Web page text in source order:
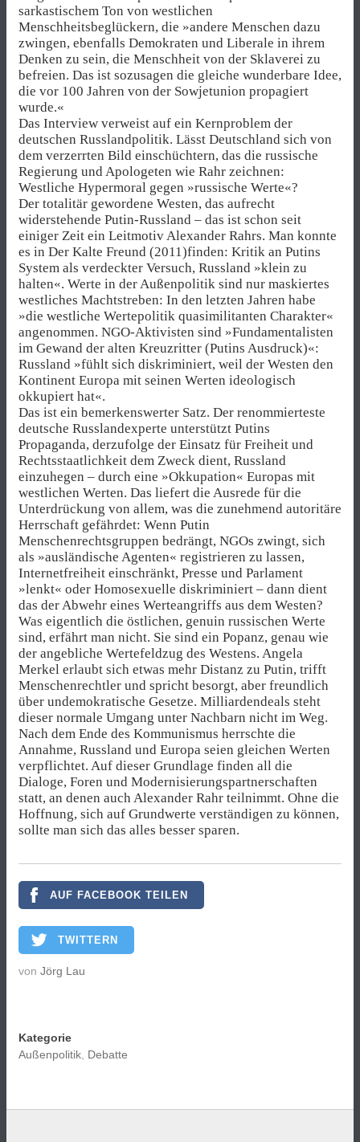
sarkastischem Ton von westlichen
Menschheitsbeglückern, die »andere Menschen dazu
zwingen, ebenfalls Demokraten und Liberale in ihrem
Denken zu sein, die Menschheit von der Sklaverei zu
befreien. Das ist sozusagen die gleiche wunderbare Idee,
die vor 100 Jahren von der Sowjetunion propagiert
wurde.«
Das Interview verweist auf ein Kernproblem der
deutschen Russlandpolitik. Lässt Deutschland sich von
dem verzerrten Bild einschüchtern, das die russische
Regierung und Apologeten wie Rahr zeichnen:
Westliche Hypermoral gegen »russische Werte«?
Der totalitär gewordene Westen, das aufrecht
widerstehende Putin-Russland – das ist schon seit
einiger Zeit ein Leitmotiv Alexander Rahrs. Man konnte
es in Der Kalte Freund (2011)finden: Kritik an Putins
System als verdeckter Versuch, Russland »klein zu
halten«. Werte in der Außenpolitik sind nur maskiertes
westliches Machtstreben: In den letzten Jahren habe
»die westliche Wertepolitik quasimilitanten Charakter«
angenommen. NGO-Aktivisten sind »Fundamentalisten
im Gewand der alten Kreuzritter (Putins Ausdruck)«:
Russland »fühlt sich diskriminiert, weil der Westen den
Kontinent Europa mit seinen Werten ideologisch
okkupiert hat«.
Das ist ein bemerkenswerter Satz. Der renommierteste
deutsche Russlandexperte unterstützt Putins
Propaganda, derzufolge der Einsatz für Freiheit und
Rechtsstaatlichkeit dem Zweck dient, Russland
einzuhegen – durch eine »Okkupation« Europas mit
westlichen Werten. Das liefert die Ausrede für die
Unterdrückung von allem, was die zunehmend autoritäre
Herrschaft gefährdet: Wenn Putin
Menschenrechtsgruppen bedrängt, NGOs zwingt, sich
als »ausländische Agenten« registrieren zu lassen,
Internetfreiheit einschränkt, Presse und Parlament
»lenkt« oder Homosexuelle diskriminiert – dann dient
das der Abwehr eines Werteangriffs aus dem Westen?
Was eigentlich die östlichen, genuin russischen Werte
sind, erfährt man nicht. Sie sind ein Popanz, genau wie
der angebliche Wertefeldzug des Westens. Angela
Merkel erlaubt sich etwas mehr Distanz zu Putin, trifft
Menschenrechtler und spricht besorgt, aber freundlich
über un­demokratische Gesetze. Milliardendeals steht
dieser normale Umgang unter Nachbarn nicht im Weg.
Nach dem Ende des Kommunismus herrschte die
Annahme, Russland und Europa seien gleichen Werten
verpflichtet. Auf dieser Grundlage finden all die
Dialoge, Foren und Modernisierungspartnerschaften
statt, an denen auch Alexander Rahr teilnimmt. Ohne die
Hoffnung, sich auf Grundwerte verständigen zu können,
sollte man sich das alles besser sparen.
AUF FACEBOOK TEILEN
TWITTERN
von Jörg Lau
Kategorie
Außenpolitik Debatte